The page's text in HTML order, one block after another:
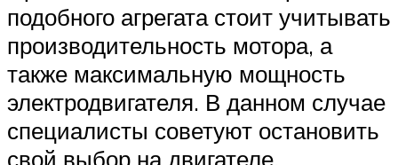
подобного агрегата стоит учитывать
производительность мотора, а
также максимальную мощность
электродвигателя. В данном случае
специалисты советуют остановить
свой выбор на двигателе,